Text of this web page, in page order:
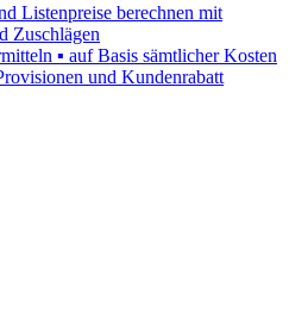
Listenpreise berechnen mit
Zuschlägen
▪ auf Basis sämtlicher Kosten
und Kundenrabatt